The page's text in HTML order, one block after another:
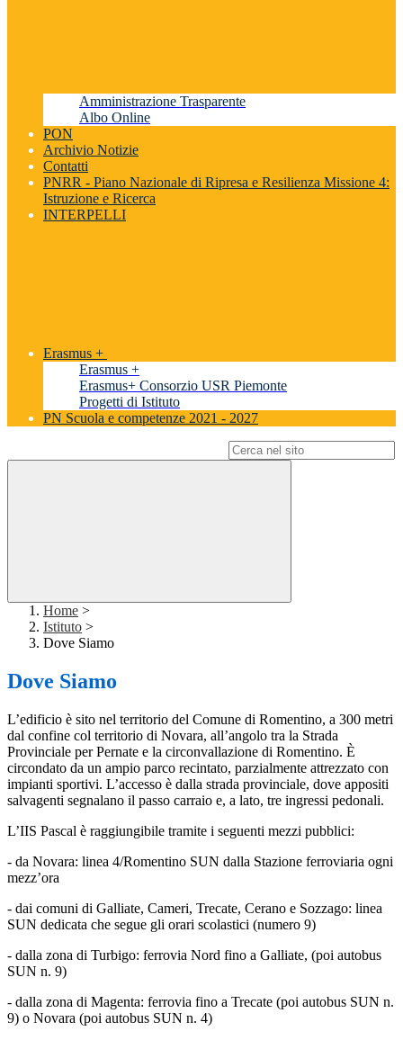
Amministrazione Trasparente
Albo Online
PON
Archivio Notizie
Contatti
PNRR - Piano Nazionale di Ripresa e Resilienza Missione 4:
Istruzione e Ricerca
INTERPELLI
Erasmus +
Erasmus +
Erasmus+ Consorzio USR Piemonte
Progetti di Istituto
PN Scuola e competenze 2021 - 2027
Home >
Istituto >
Dove Siamo
Dove Siamo
L’edificio è sito nel territorio del Comune di Romentino, a 300 metri
dal confine col territorio di Novara, all’angolo tra la Strada
Provinciale per Pernate e la circonvallazione di Romentino. È
circondato da un ampio parco recintato, parzialmente attrezzato con
impianti sportivi. L’accesso è dalla strada provinciale, dove appositi
salvagenti segnalano il passo carraio e, a lato, tre ingressi pedonali.
L’IIS Pascal è raggiungibile tramite i seguenti mezzi pubblici:
- da Novara: linea 4/Romentino SUN dalla Stazione ferroviaria ogni
mezz’ora
- dai comuni di Galliate, Cameri, Trecate, Cerano e Sozzago: linea
SUN dedicata che segue gli orari scolastici (numero 9)
- dalla zona di Turbigo: ferrovia Nord fino a Galliate, (poi autobus
SUN n. 9)
- dalla zona di Magenta: ferrovia fino a Trecate (poi autobus SUN n.
9) o Novara (poi autobus SUN n. 4)